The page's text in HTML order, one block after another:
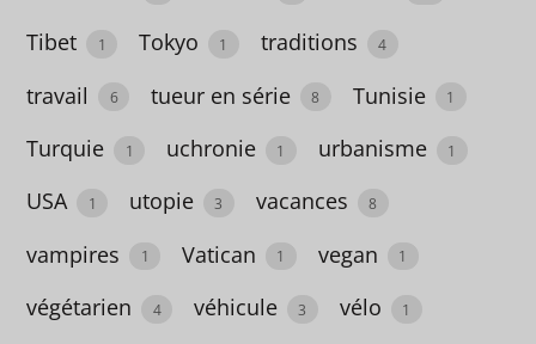
des
femmes
contemporain
Tibet 1 Tokyo 1 traditions 4
travail 6 tueur en série 8 Tunisie 1
Turquie 1 uchronie 1 urbanisme 1
USA 1 utopie 3 vacances 8
vampires 1 Vatican 1 vegan 1
végétarien 4 véhicule 3 vélo 1